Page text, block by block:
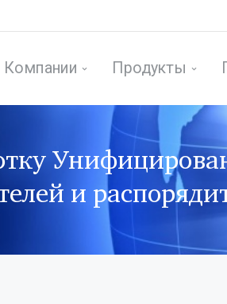
Компании Продукты
и